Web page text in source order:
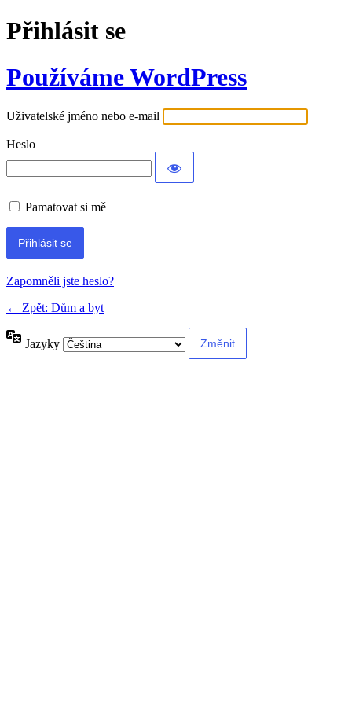
Přihlásit se
Používáme WordPress
Uživatelské jméno nebo e-mail
Heslo
Pamatovat si mě
Alternative:
Zapomněli jste heslo?
← Zpět: Dům a byt
Jazyky